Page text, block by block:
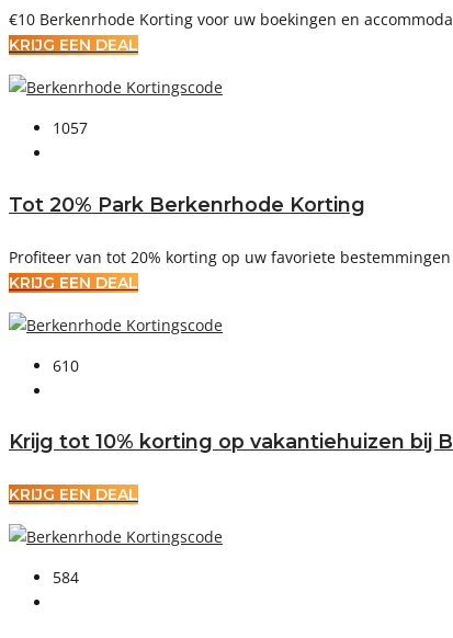
€10 Berkenrhode Korting voor uw boekingen en
KRIJG EEN DEAL
1057
Tot 20% Park Berkenrhode Korting
Profiteer van tot 20% korting op uw favoriete
KRIJG EEN DEAL
610
Krijg tot 10% korting op vakantiehuizen bij
KRIJG EEN DEAL
584